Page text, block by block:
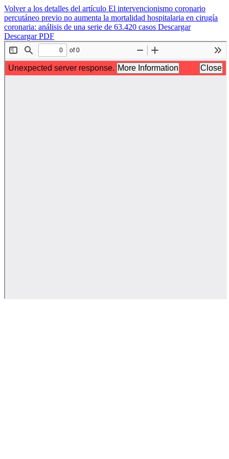
Volver a los detalles del artículo El intervencionismo coronario
percutáneo previo no aumenta la mortalidad hospitalaria en cirugía
coronaria: análisis de una serie de 63.420 casos Descargar
Descargar PDF